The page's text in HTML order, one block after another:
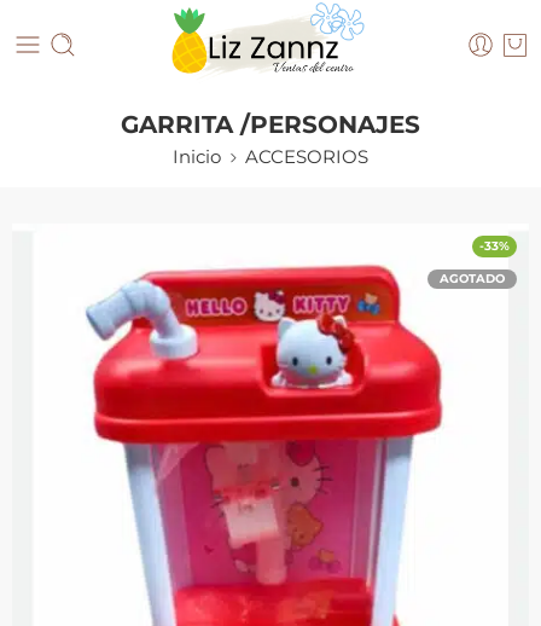
GARRITA /PERSONAJES
Inicio ACCESORIOS
-33%
AGOTADO